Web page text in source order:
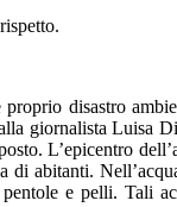
disastro
giornalista Luisa
L’epicentro
abitanti.
e pelli. Tali